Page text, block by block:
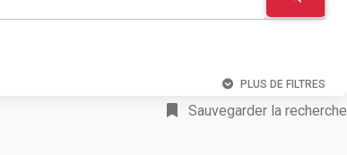
PLUS DE FILTRES
Sauvegarder la recherche